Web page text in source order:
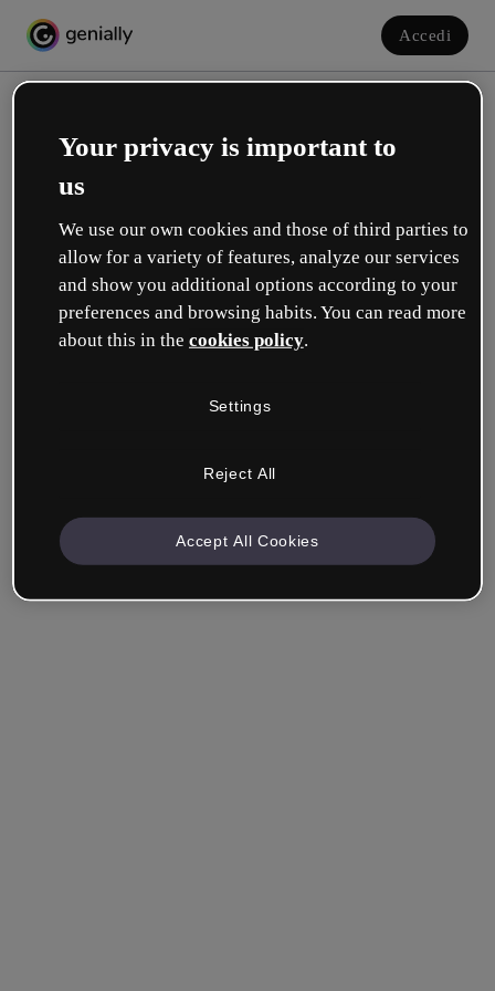
Accedi
Crea il tuo account gratuito!
Quale opzione ti descrive meglio?
Azienda e Professionisti
un altro settore.
Your privacy is important to
us
We use our own cookies and those of third parties to
allow for a variety of features, analyze our services
and show you additional options according to your
preferences and browsing habits. You can read more
about this in the cookies policy.
Settings
Reject All
Accept All Cookies